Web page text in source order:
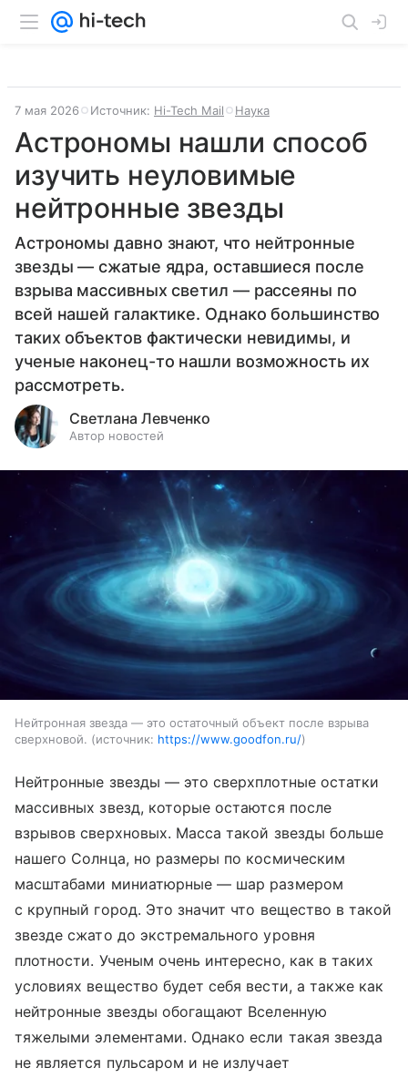
7 мая 2026 Источник: Hi-Tech Mail Наука
Астрономы нашли способ
изучить неуловимые
нейтронные звезды
Астрономы давно знают, что нейтронные
звезды — сжатые ядра, оставшиеся после
взрыва массивных светил — рассеяны по
всей нашей галактике. Однако большинство
таких объектов фактически невидимы, и
ученые наконец-то нашли возможность их
рассмотреть.
Светлана Левченко
Автор новостей
Нейтронная звезда — это остаточный объект после взрыва
сверхновой.
источник: https://www.goodfon.ru/
Нейтронные звезды — это сверхплотные остатки
массивных звезд, которые остаются после
взрывов сверхновых. Масса такой звезды больше
нашего Солнца, но размеры по космическим
масштабами миниатюрные — шар размером
с крупный город. Это значит что вещество в такой
звезде сжато до экстремального уровня
плотности. Ученым очень интересно, как в таких
условиях вещество будет себя вести, а также как
нейтронные звезды обогащают Вселенную
тяжелыми элементами. Однако если такая звезда
не является пульсаром и не излучает